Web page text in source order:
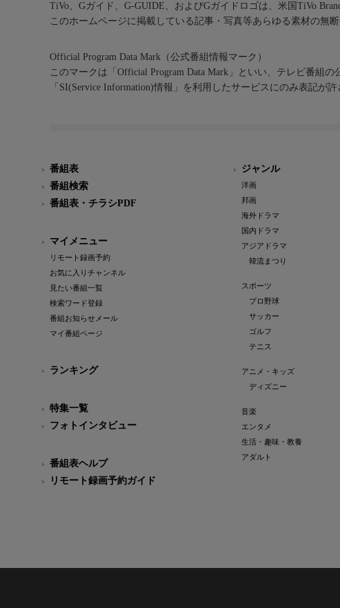
TiVo、Gガイド、G-GUIDE、およびGガイドロゴは、米国TiVo
このホームページに掲載している記事・写真等あらゆる素材の無断
Official Program Data Mark（公式番組情報マーク）
このマークは「Official Program Data Mark」といい、テレビ番組の
「SI(Service Information)情報」を利用したサービスにのみ表記が許
番組表
番組検索
番組表・チラシPDF
マイメニュー
リモート録画予約
お気に入りチャンネル
見たい番組一覧
検索ワード登録
番組お知らせメール
マイ番組ページ
ランキング
特集一覧
フォトインタビュー
番組表ヘルプ
リモート録画予約ガイド
ジャンル
洋画
邦画
海外ドラマ
国内ドラマ
アジアドラマ
韓流まつり
スポーツ
プロ野球
サッカー
ゴルフ
テニス
アニメ・キッズ
ディズニー
音楽
エンタメ
生活・趣味・教養
アダルト